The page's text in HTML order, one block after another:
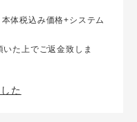
体税込み価格+システム
た上でご返金致しま
た